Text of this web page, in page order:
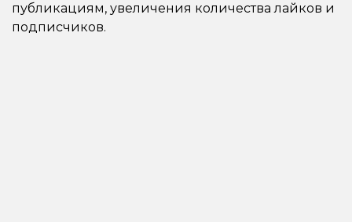
публикациям, увеличения количества лайков и
подписчиков.